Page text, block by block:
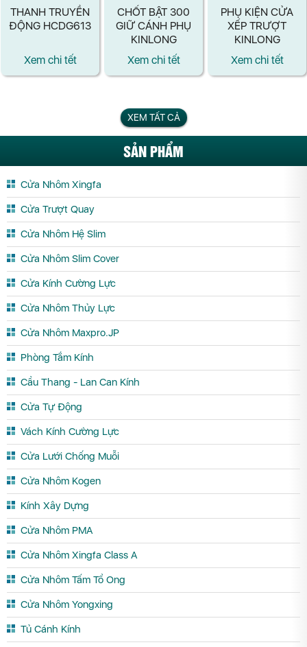
THANH TRUYỀN
ĐỘNG HCDG613
Xem chi tết
CHỐT BẬT 300
GIỮ CÁNH PHỤ
KINLONG
Xem chi tết
PHỤ KIỆN CỬA
XẾP TRƯỢT
KINLONG
Xem chi tết
XEM TẤT CẢ
SẢN PHẨM
Cửa Nhôm Xingfa
Cửa Trượt Quay
Cửa Nhôm Hệ Slim
Cửa Nhôm Slim Cover
Cửa Kính Cường Lực
Cửa Nhôm Thủy Lực
Cửa Nhôm Maxpro.JP
Phòng Tắm Kính
Cầu Thang - Lan Can Kính
Cửa Tự Động
Vách Kính Cường Lực
Cửa Lưới Chống Muỗi
Cửa Nhôm Kogen
Kính Xây Dựng
Cửa Nhôm PMA
Cửa Nhôm Xingfa Class A
Cửa Nhôm Tấm Tổ Ong
Cửa Nhôm Yongxing
Tủ Cánh Kính